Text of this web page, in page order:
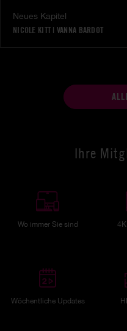
Neues Kapitel
NICOLE KITT | VANNA BARDOT
Ihre
Wo immer Sie sind
Wöchentliche Updates